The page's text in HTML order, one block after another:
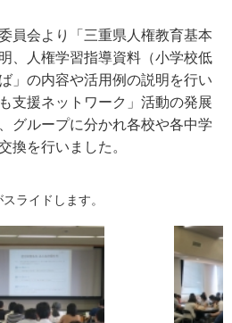
員会より「三重県人権教育基本
、人権学習指導資料（小学校低
」の内容や活用例の説明を行い
支援ネットワーク」活動の発展
グループに分かれ各校や各中学
換を行いました。
ライドします。